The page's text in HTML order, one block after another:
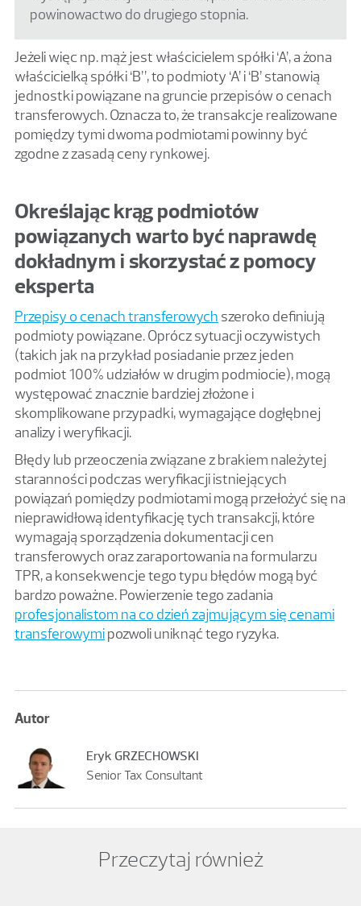
powinowactwo do drugiego stopnia.
Jeżeli więc np. mąż jest właścicielem spółki ‘A’, a żona
właścicielką spółki ‘B”, to podmioty ‘A’ i ‘B’ stanowią
jednostki powiązane na gruncie przepisów o cenach
transferowych. Oznacza to, że transakcje realizowane
pomiędzy tymi dwoma podmiotami powinny być
zgodne z zasadą ceny rynkowej.
Określając krąg podmiotów
powiązanych warto być naprawdę
dokładnym i skorzystać z pomocy
eksperta
Przepisy o cenach transferowych szeroko definiują
podmioty powiązane. Oprócz sytuacji oczywistych
(takich jak na przykład posiadanie przez jeden
podmiot 100% udziałów w drugim podmiocie), mogą
występować znacznie bardziej złożone i
skomplikowane przypadki, wymagające dogłębnej
analizy i weryfikacji.
Błędy lub przeoczenia związane z brakiem należytej
staranności podczas weryfikacji istniejących
powiązań pomiędzy podmiotami mogą przełożyć się na
nieprawidłową identyfikację tych transakcji, które
wymagają sporządzenia dokumentacji cen
transferowych oraz zaraportowania na formularzu
TPR, a konsekwencje tego typu błędów mogą być
bardzo poważne. Powierzenie tego zadania
profesjonalistom na co dzień zajmującym się cenami
transferowymipozwoli uniknąć tego ryzyka.
Autor
Eryk GRZECHOWSKI
Senior Tax Consultant
Przeczytaj również